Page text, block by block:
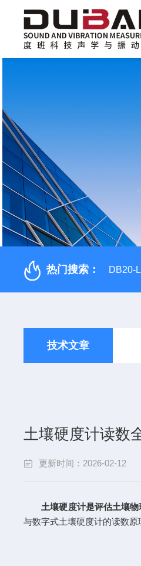
热门搜索： DB20-
技术文章
土壤硬度计读数
更新时间：2026-02-12
土壤硬度计是评估土壤
与数字式土壤硬度计的读数原